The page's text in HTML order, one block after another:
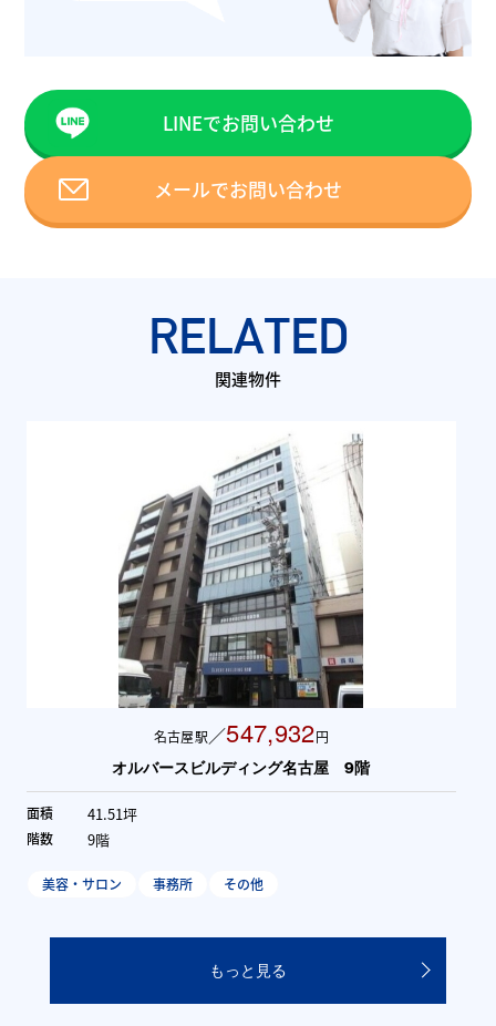
LINEでお問い合わせ
メールでお問い合わせ
RELATED
関連物件
名古屋駅 ／547,932円
オルバースビルディング名古屋 9階
面積 41.51坪
階数 9階
美容・サロン 事務所 その他
もっと見る